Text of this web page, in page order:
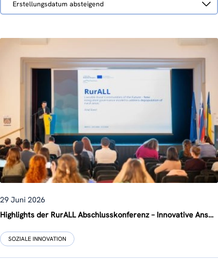
nachErstellungsdatum absteigend
29 Juni 2026
Highlights der RurALL Abschlusskonferenz – Innovative Ansätze für rurale Revitalisierung
SOZIALE INNOVATION